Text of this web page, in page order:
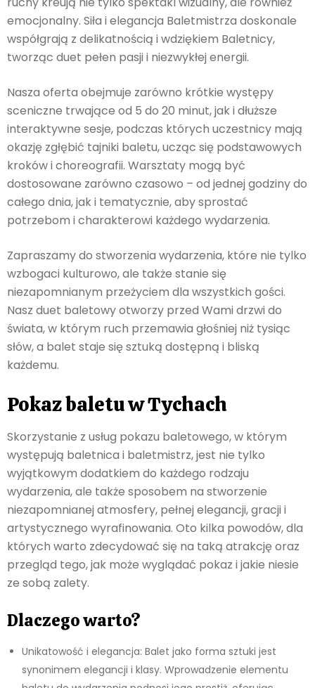
emocjonalny. Siła i elegancja Baletmistrza doskonale
współgrają z delikatnością i wdziękiem Baletnicy,
tworząc duet pełen pasji i niezwykłej energii.
Nasza oferta obejmuje zarówno krótkie występy
sceniczne trwające od 5 do 20 minut, jak i dłuższe
interaktywne sesje, podczas których uczestnicy mają
okazję zgłębić tajniki baletu, ucząc się podstawowych
kroków i choreografii. Warsztaty mogą być
dostosowane zarówno czasowo – od jednej godziny do
całego dnia, jak i tematycznie, aby sprostać
potrzebom i charakterowi każdego wydarzenia.
Zapraszamy do stworzenia wydarzenia, które nie tylko
wzbogaci kulturowo, ale także stanie się
niezapomnianym przeżyciem dla wszystkich gości.
Nasz duet baletowy otworzy przed Wami drzwi do
świata, w którym ruch przemawia głośniej niż tysiąc
słów, a balet staje się sztuką dostępną i bliską
każdemu.
Pokaz baletu w Tychach
Skorzystanie z usług pokazu baletowego, w którym
występują baletnica i baletmistrz, jest nie tylko
wyjątkowym dodatkiem do każdego rodzaju
wydarzenia, ale także sposobem na stworzenie
niezapomnianej atmosfery, pełnej elegancji, gracji i
artystycznego wyrafinowania. Oto kilka powodów, dla
których warto zdecydować się na taką atrakcję oraz
przegląd tego, jak może wyglądać pokaz i jakie niesie
ze sobą zalety.
Dlaczego warto?
Unikatowość i elegancja: Balet jako forma sztuki jest
synonimem elegancji i klasy. Wprowadzenie elementu